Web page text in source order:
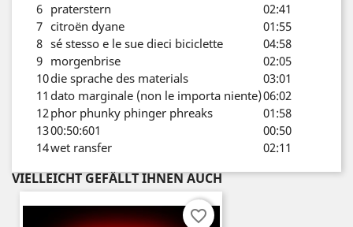
6 praterstern
02:41
7 citroën dyane
01:55
8 sé stesso e le sue dieci biciclette
04:58
9 morgenbrise
02:05
10die sprache des materials
03:01
11 dato marginale (non le importa niente)06:02
12phor phunky phinger phreaks
01:58
1300:50:601
00:50
14wet ransfer 02:11
VIELLEICHT GEFÄLLT IHNEN AUCH
favorite_border